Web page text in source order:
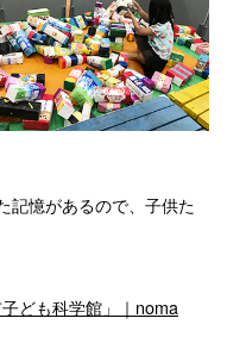
記憶があるので、子供た
ども科学館」｜noma